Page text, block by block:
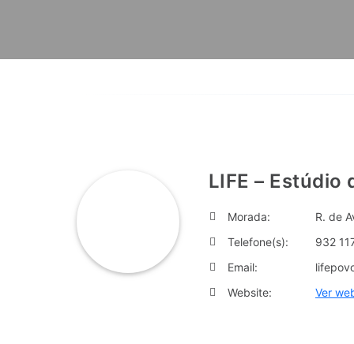
LIFE – Estúdio
Morada:
R. de
Telefone(s):
932
Email:
Website:
Ver